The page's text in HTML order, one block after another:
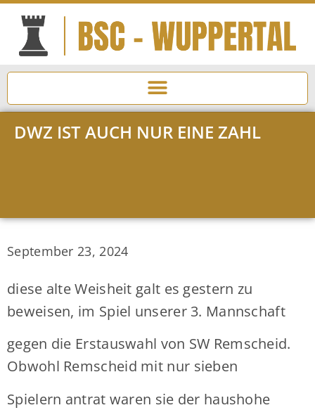
DWZ IST AUCH NUR EINE ZAHL
September 23, 2024
diese alte Weisheit galt es gestern zu
beweisen, im Spiel unserer 3. Mannschaft
gegen die Erstauswahl von SW Remscheid.
Obwohl Remscheid mit nur sieben
Spielern antrat waren sie der haushohe